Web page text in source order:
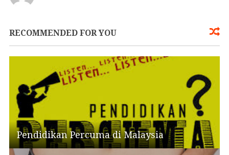
RECOMMENDED FOR YOU
Pendidikan Percuma di Malaysia